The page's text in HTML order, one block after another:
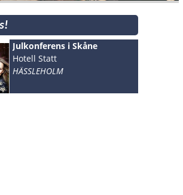
Julkonferens i Skåne
Hotell Statt
HÄSSLEHOLM